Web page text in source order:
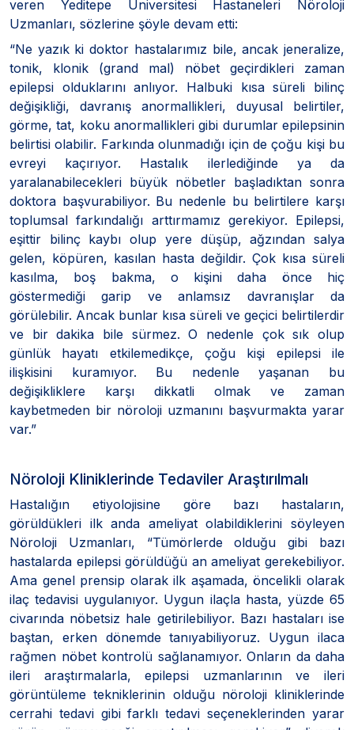
veren Yeditepe Üniversitesi Hastaneleri Nöroloji
Uzmanları, sözlerine şöyle devam etti:
“Ne yazık ki doktor hastalarımız bile, ancak jeneralize,
tonik, klonik (grand mal) nöbet geçirdikleri zaman
epilepsi olduklarını anlıyor. Halbuki kısa süreli bilinç
değişikliği, davranış anormallikleri, duyusal belirtiler,
görme, tat, koku anormallikleri gibi durumlar epilepsinin
belirtisi olabilir. Farkında olunmadığı için de çoğu kişi bu
evreyi kaçırıyor. Hastalık ilerlediğinde ya da
yaralanabilecekleri büyük nöbetler başladıktan sonra
doktora başvurabiliyor. Bu nedenle bu belirtilere karşı
toplumsal farkındalığı arttırmamız gerekiyor. Epilepsi,
eşittir bilinç kaybı olup yere düşüp, ağzından salya
gelen, köpüren, kasılan hasta değildir. Çok kısa süreli
kasılma, boş bakma, o kişini daha önce hiç
göstermediği garip ve anlamsız davranışlar da
görülebilir. Ancak bunlar kısa süreli ve geçici belirtilerdir
ve bir dakika bile sürmez. O nedenle çok sık olup
günlük hayatı etkilemedikçe, çoğu kişi epilepsi ile
ilişkisini kuramıyor. Bu nedenle yaşanan bu
değişikliklere karşı dikkatli olmak ve zaman
kaybetmeden bir nöroloji uzmanını başvurmakta yarar
var.”
Nöroloji Kliniklerinde Tedaviler Araştırılmalı
Hastalığın etiyolojisine göre bazı hastaların,
görüldükleri ilk anda ameliyat olabildiklerini söyleyen
Nöroloji Uzmanları, “Tümörlerde olduğu gibi bazı
hastalarda epilepsi görüldüğü an ameliyat gerekebiliyor.
Ama genel prensip olarak ilk aşamada, öncelikli olarak
ilaç tedavisi uygulanıyor. Uygun ilaçla hasta, yüzde 65
civarında nöbetsiz hale getirilebiliyor. Bazı hastaları ise
baştan, erken dönemde tanıyabiliyoruz. Uygun ilaca
rağmen nöbet kontrolü sağlanamıyor. Onların da daha
ileri araştırmalarla, epilepsi uzmanlarının ve ileri
görüntüleme tekniklerinin olduğu nöroloji kliniklerinde
cerrahi tedavi gibi farklı tedavi seçeneklerinden yarar